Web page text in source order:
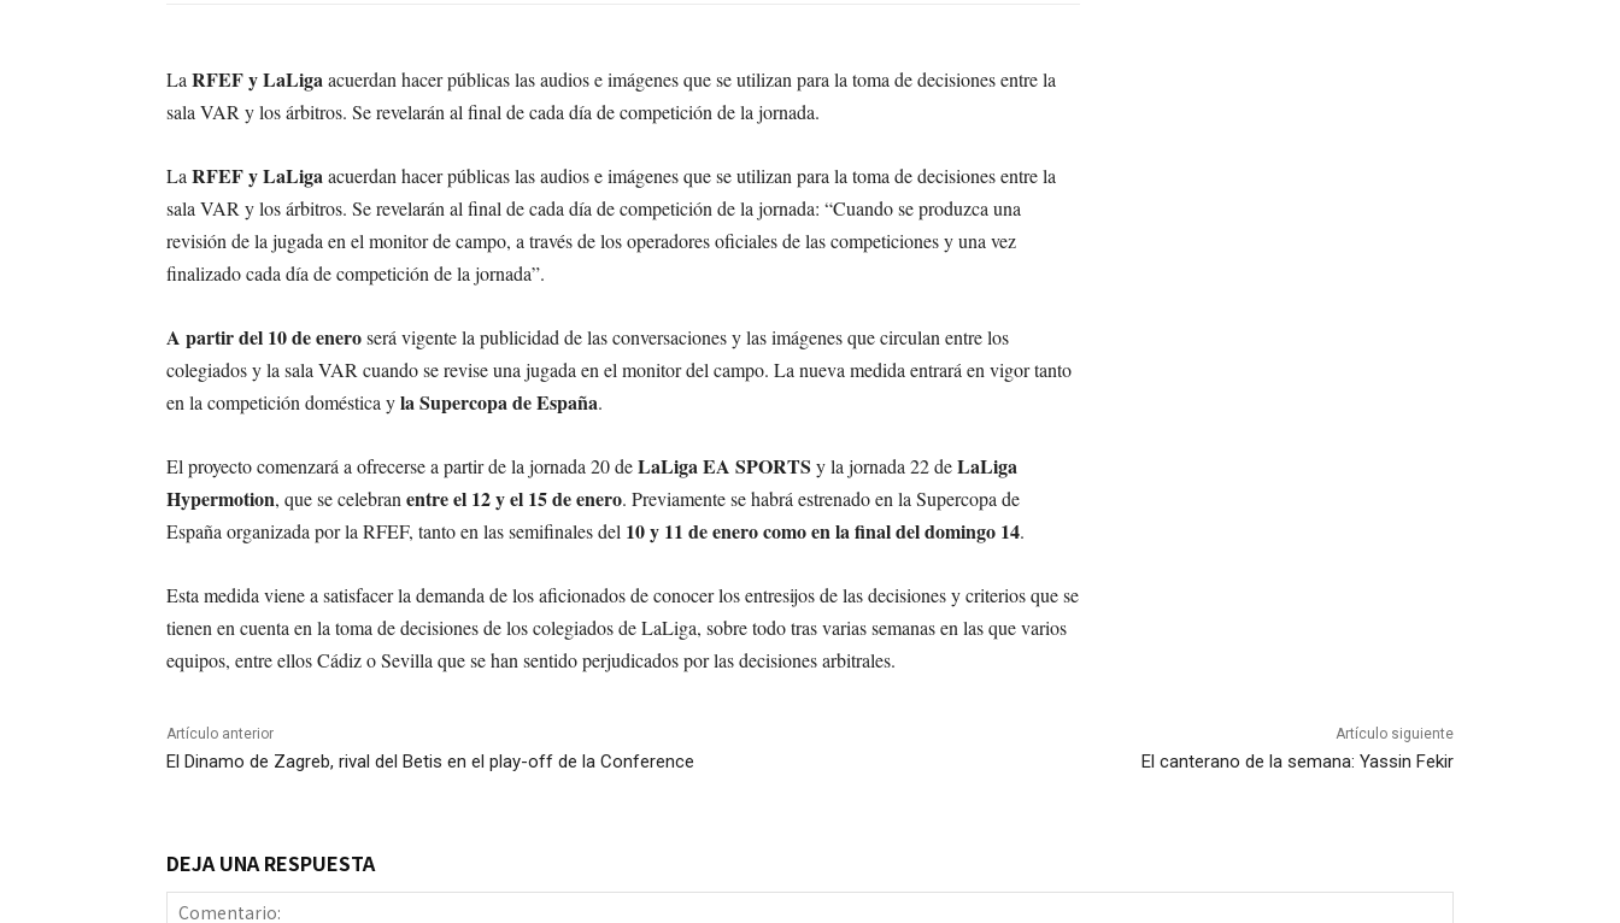
LaRFEF y LaLigaacuerdan hacer públicas las audios e imágenes que se utilizan para la toma de decisiones entre la
sala VAR y los árbitros. Se revelarán al final de cada día de competición de la jornada.
LaRFEF y LaLigaacuerdan hacer públicas las audios e imágenes que se utilizan para la toma de decisiones entre la
sala VAR y los árbitros. Se revelarán al final de cada día de competición de la jornada: “Cuando se produzca una
revisión de la jugada en el monitor de campo, a través de los operadores oficiales de las competiciones y una vez
finalizado cada día de competición de la jornada”.
A partir del 10 de eneroserá vigente la publicidad de las conversaciones y las imágenes que circulan entre los
colegiados y la sala VAR cuando se revise una jugada en el monitor del campo. La nueva medida entrará en vigor tanto
en la competición doméstica yla Supercopa de España.
El proyecto comenzará a ofrecerse a partir de la jornada 20 deLaLiga EA SPORTS y la jornada 22 deLaLiga
Hypermotion, que se celebranentre el 12 y el 15 de enero. Previamente se habrá estrenado en la Supercopa de
España organizada por la RFEF, tanto en las semifinales del 10 y 11 de enero como en la final del domingo 14.
Esta medida viene a satisfacer la demanda de los aficionados de conocer los entresijos de las decisiones y criterios que se
tienen en cuenta en la toma de decisiones de los colegiados de LaLiga, sobre todo tras varias semanas en las que varios
equipos, entre ellos Cádiz o Sevilla que se han sentido perjudicados por las decisiones arbitrales.
Artículo anterior
El Dinamo de Zagreb, rival del Betis en el play-off de la Conference
Artículo siguiente
El canterano de la semana: Yassin Fekir
DEJA UNA RESPUESTA